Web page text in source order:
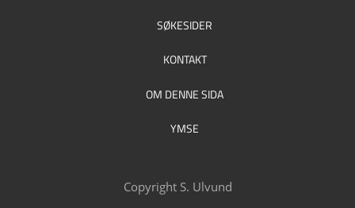
SØKESIDER
KONTAKT
OM DENNE SIDA
YMSE
Copyright S. Ulvund